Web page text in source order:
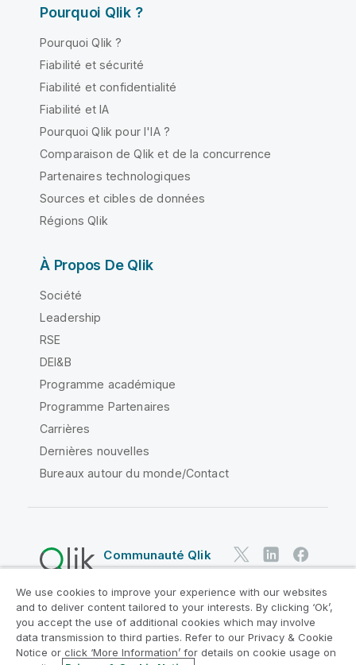
Pourquoi Qlik ?
Pourquoi Qlik ?
Fiabilité et sécurité
Fiabilité et confidentialité
Fiabilité et IA
Pourquoi Qlik pour l'IA ?
Comparaison de Qlik et de la concurrence
Partenaires technologiques
Sources et cibles de données
Régions Qlik
À Propos De Qlik
Société
Leadership
RSE
DEI&B
Programme académique
Programme Partenaires
Carrières
Dernières nouvelles
Bureaux autour du monde/Contact
Communauté Qlik
Contrats juridiques
Conditions d'utilisation des produits
Legal Policies
Conditions légales
We use cookies to improve your experience with our websites
and to deliver content tailored to your interests. By clicking ‘Ok’,
you accept the use of additional cookies which may involve
data transmission to third parties. Refer to our Privacy & Cookie
Notice or click ‘More Information’ for details on cookie usage on